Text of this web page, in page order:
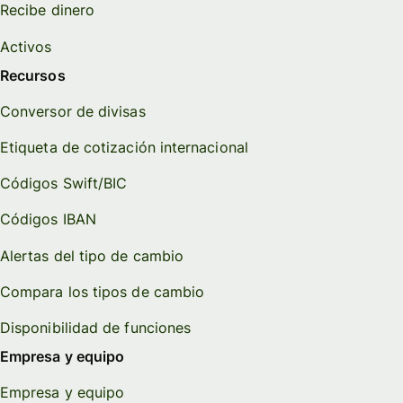
Recibe dinero
Activos
Recursos
Conversor de divisas
Etiqueta de cotización internacional
Códigos Swift/BIC
Códigos IBAN
Alertas del tipo de cambio
Compara los tipos de cambio
Disponibilidad de funciones
Empresa y equipo
Empresa y equipo